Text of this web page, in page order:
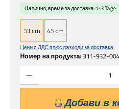
Цени с ДДС плюс разходи за доставка
Номер на продукта:311-932-
Налично, време за доставка: 1-3 Tage
33 cm 45 cm
Добави в